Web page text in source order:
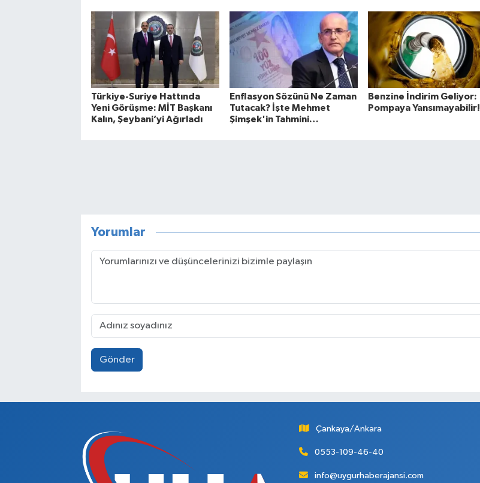
Türkiye-Suriye Hattında
Yeni Görüşme: MİT Başkanı
Kalın, Şeybani’yi Ağırladı
Enflasyon Sözünü Ne Zaman
Tutacak? İşte Mehmet
Şimşek'in Tahmini…
Benzine İndirim Geliyor:
Pompaya Yansımayabilir!
Yorumlar
Gönder
Çankaya/Ankara
0553-109-46-40
info@uygurhaberajansi.com